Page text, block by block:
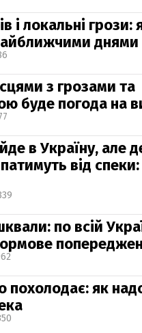
і локальні грози:
днями
з грозами та
буде погода на
в Україну, але
від
по всій
похолодає: як